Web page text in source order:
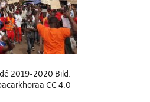
2019-2020 Bild:
CC 4.0